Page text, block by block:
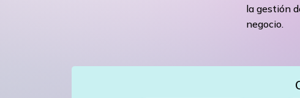
la gestión
negocio.